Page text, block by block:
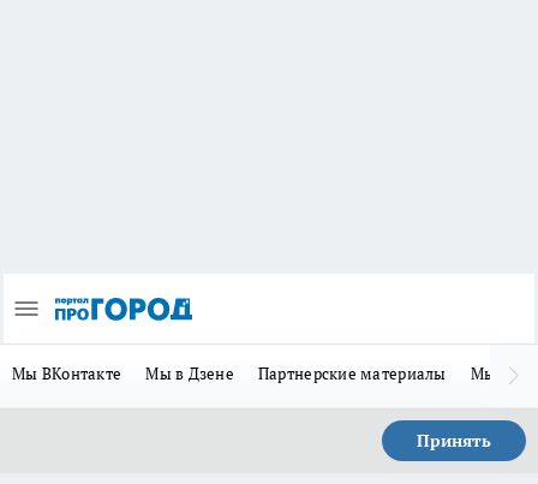
Мы ВКонтакте Мы в Дзене Партнерские материалы Мы в
Принять